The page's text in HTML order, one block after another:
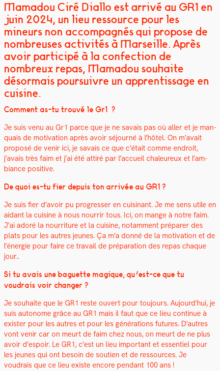
Mamadou Ciré Diallo est arrivé au GR1 en
juin 2024, un lieu ressource pour les
mineurs non accompagnés qui propose de
nombreuses activités à Marseille. Après
avoir participé à la confection de
nombreux repas, Mamadou souhaite
désormais poursuivre un apprentissage en
cuisine.
Com­ment as-tu trou­vé le Gr1 ?
Je suis venu au Gr1 parce que je ne savais pas où aller et je man­
quais de moti­va­tion après avoir séjourné à l’hô­tel. On m’avait
pro­posé de venir ici, je savais ce que c’était comme endroit,
j’avais très faim et j’ai été attiré par l’ac­cueil chaleureux et l’am­
biance pos­i­tive.
De quoi es-tu fier depuis ton arrivée au GR1 ?
Je suis fier d’avoir pu pro­gress­er en cuisi­nant. Je me sens utile en
aidant la cui­sine à nous nour­rir tous. Ici, on mange à notre faim.
J’ai adoré la nour­ri­t­ure et la cui­sine, notam­ment pré­par­er des
plats pour les autres jeunes. Ça m’a don­né de la moti­va­tion et de
l’én­ergie pour faire ce tra­vail de pré­pa­ra­tion des repas chaque
jour..
Si tu avais une baguette mag­ique, qu’est-ce que tu
voudrais voir chang­er ?
Je souhaite que le GR1 reste ouvert pour tou­jours. Aujourd’hui, je
suis autonome grâce au GR1 mais il faut que ce lieu con­tin­ue à
exis­ter pour les autres et pour les généra­tions futures. D’autres
vont venir car on meurt de faim chez nous, on meurt de ne plus
avoir d’espoir. Le GR1, c’est un lieu impor­tant et essen­tiel pour
les jeunes qui ont besoin de sou­tien et de ressources. Je
voudrais que ce lieu existe encore pen­dant 100 ans !